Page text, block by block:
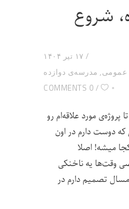
شروع
۱۷ تیر ۱۴۰۴
عمومی, مدرسه‌ی دوازده
0 COMMENTS
۰
مورد علاقه‌ام رو
دوست دارم در اون
میشه! اصلا
وقت‌ها یه ناخنکی
تصمیم دارم در